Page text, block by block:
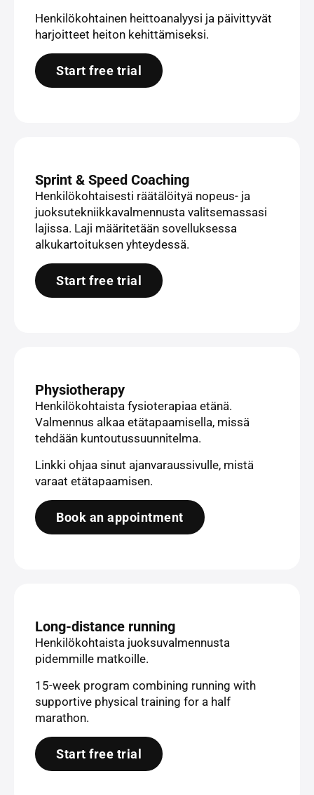
Henkilökohtainen heittoanalyysi ja päivittyvät
harjoitteet heiton kehittämiseksi.
Start free trial
Sprint & Speed Coaching
Henkilökohtaisesti räätälöityä nopeus- ja
juoksutekniikkavalmennusta valitsemassasi
lajissa. Laji määritetään sovelluksessa
alkukartoituksen yhteydessä.
Start free trial
Physiotherapy
Henkilökohtaista fysioterapiaa etänä.
Valmennus alkaa etätapaamisella, missä
tehdään kuntoutussuunnitelma.
Linkki ohjaa sinut ajanvaraussivulle, mistä
varaat etätapaamisen.
Book an appointment
Long-distance running
Henkilökohtaista juoksuvalmennusta
pidemmille matkoille.
15-week program combining running with
supportive physical training for a half
marathon.
Start free trial